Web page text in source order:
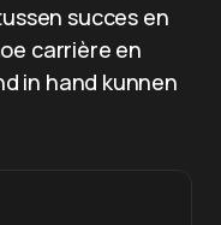
succes en
carrière en
in hand kunnen